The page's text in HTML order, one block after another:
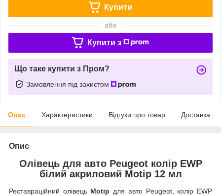
Купити
або
Купити з
Що таке купити з Пром?
Замовлення під захистом
Опис Характеристики Відгуки про товар Доставка
Опис
Олівець для авто Peugeot колір EWP
білий акриловий Motip 12 мл
Реставраційний олівець Motip для авто Peugeot, колір EWP